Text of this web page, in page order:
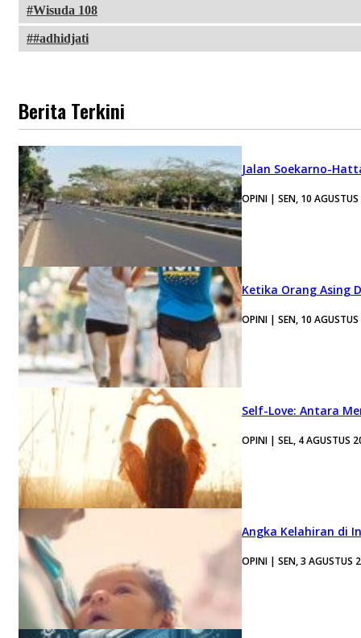
Wisuda 108
#adhidjati
Berita Terkini
Jalan Soekarno-
OPINI | SEN, 10
Ketika Orang Asing
OPINI | SEN, 10
Self-Love: Antara
OPINI | SEL, 4 AGUSTUS
Angka Kelahiran di
OPINI | SEN, 3 AGUSTUS